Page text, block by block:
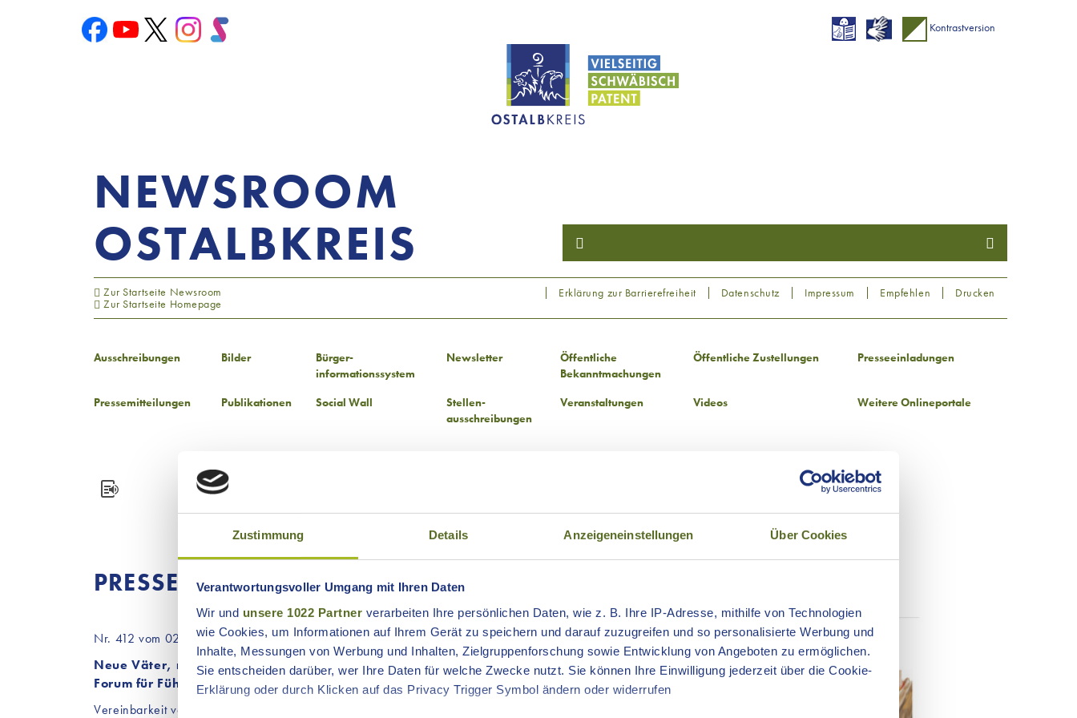
Zustimmung Details Anzeigeneinstellungen Über Cookies
Verantwortungsvoller Umgang mit Ihren Daten
Wir und unsere 1022 Partner verarbeiten Ihre persönlichen Daten, wie z. B. Ihre IP-Adresse, mithilfe von Technologien
wie Cookies, um Informationen auf Ihrem Gerät zu speichern und darauf zuzugreifen und so personalisierte Werbung und
Inhalte, Messungen von Werbung und Inhalten, Zielgruppenforschung sowie Entwicklung von Angeboten zu ermöglichen.
Sie entscheiden darüber, wer Ihre Daten für welche Zwecke nutzt. Sie können Ihre Einwilligung jederzeit über die Cookie-
Erklärung oder durch Klicken auf das Privacy Trigger Symbol ändern oder widerrufen
Kontrastversion
NEWSROOM
OSTALBKREIS
Zur Startseite Newsroom
Zur Startseite Homepage
Drucken
Empfehlen
Impressum
Datenschutz
Erklärung zur Barrierefreiheit
Ausschreibungen Bilder
Bürger-
informationssystem
Newsletter
Öffentliche
Bekanntmachungen
Öffentliche Zustellungen Presseeinladungen
Pressemitteilungen Publikationen Social Wall
Stellen-
ausschreibungen
Veranstaltungen Videos Weitere Onlineportale
PRESSEMITTEILUNG
Nr. 412 vom 02.10.2025
Neue Väter, neue Wege – Realitäten und Chancen für Unternehmen:
Forum für Führungskräfte und Personalverantwortliche
Vereinbarkeit von Beruf oder Karriere und Familie ist längst keine reine